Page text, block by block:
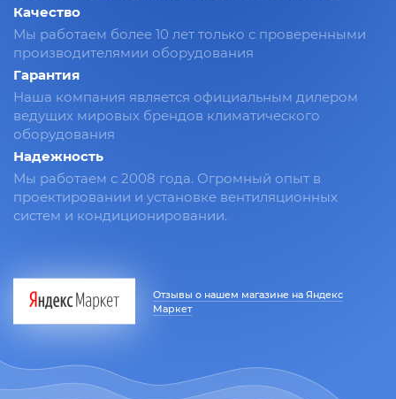
Качество
Мы работаем более 10 лет только с проверенными
производителямии оборудования
Гарантия
Наша компания является официальным дилером
ведущих мировых брендов климатического
оборудования
Надежность
Мы работаем с 2008 года. Огромный опыт в
проектировании и установке вентиляционных
систем и кондиционировании.
Отзывы о нашем магазине на Яндекс
Маркет